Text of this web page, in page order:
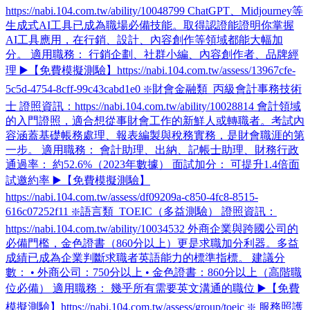
https://nabi.104.com.tw/ability/10048799 ChatGPT、Midjourney等
生成式AI工具已成為職場必備技能。取得認證能證明你掌握
AI工具應用，在行銷、設計、內容創作等領域都能大幅加
分。 適用職務： 行銷企劃、社群小編、內容創作者、品牌經
理 ▶️【免費模擬測驗】https://nabi.104.com.tw/assess/13967cfe-
5c5d-4754-8cff-99c43cabd1e0 ❇️財會金融類_丙級會計事務技術
士 證照資訊：https://nabi.104.com.tw/ability/10028814 會計領域
的入門證照，適合想從事財會工作的新鮮人或轉職者。考試內
容涵蓋基礎帳務處理、報表編製與稅務實務，是財會職涯的第
一步。 適用職務： 會計助理、出納、記帳士助理、財務行政
通過率： 約52.6%（2023年數據） 面試加分： 可提升1.4倍面
試邀約率 ▶️【免費模擬測驗】
https://nabi.104.com.tw/assess/df09209a-c850-4fc8-8515-
616c07252f11 ❇️語言類_TOEIC（多益測驗） 證照資訊：
https://nabi.104.com.tw/ability/10034532 外商企業與跨國公司的
必備門檻，金色證書（860分以上）更是求職加分利器。多益
成績已成為企業判斷求職者英語能力的標準指標。 建議分
數： • 外商公司：750分以上 • 金色證書：860分以上（高階職
位必備） 適用職務： 幾乎所有需要英文溝通的職位 ▶️【免費
模擬測驗】https://nabi.104.com.tw/assess/group/toeic ❇️ 服務照護